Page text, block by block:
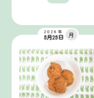
2026年
5月25日
月